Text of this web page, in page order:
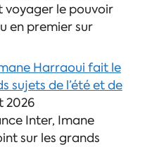
voyager le pouvoir
en premier sur
Harraoui fait le
sujets de l’été et de
2026
Inter, Imane
sur les grands